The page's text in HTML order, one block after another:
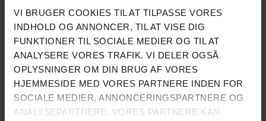
VI BRUGER COOKIES TIL AT TILPASSE VORES
INDHOLD OG ANNONCER, TIL AT VISE DIG
FUNKTIONER TIL SOCIALE MEDIER OG TIL AT
ANALYSERE VORES TRAFIK. VI DELER OGSÅ
OPLYSNINGER OM DIN BRUG AF VORES
HJEMMESIDE MED VORES PARTNERE INDEN FOR
SOCIALE MEDIER, ANNONCERINGSPARTNERE OG
ANALYSEPARTNERE. VORES PARTNERE KAN
3ANMELDELSER
RECOIL
TRÆNINGSBÆNK
FLAD MAKSVÆGT 500
KG SORT, GOLD
PRIS INKL.MOMS
1.839 DKK
ANTAL PÅ
85
RECOIL JUSTERBAR
MULTIBÆNK 73N
3.543 DKK
ANTAL PÅ
LAGER:
44
STK.
RECOIL JOELS
FAVORITBÆNK
JUSTERBAR
MAKSVÆGT 500 KG
SORT
PRIS INKL.MOMS
3.401 DKK
ANTAL PÅ